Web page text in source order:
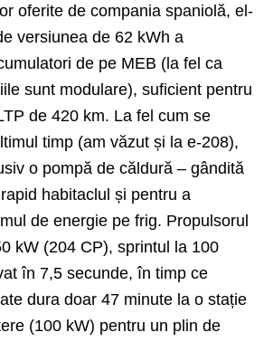
oferite de compania spaniolă, el-
versiunea de 62 kWh a
de pe MEB (la fel ca
sunt modulare), suficient pentru
de 420 km. La fel cum se
timp (am văzut și la e-208),
o pompă de căldură – gândită
habitaclul și pentru a
de energie pe frig. Propulsorul
kW (204 CP), sprintul la 100
în 7,5 secunde, în timp ce
dura doar 47 minute la o stație
(100 kW) pentru un plin de